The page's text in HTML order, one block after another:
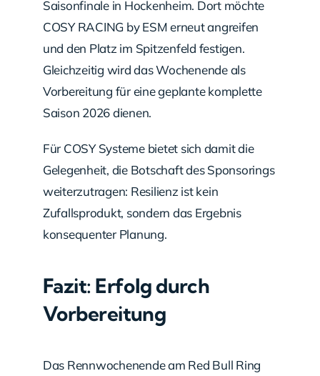
Saisonfinale in Hockenheim. Dort möchte
COSY RACING by ESM erneut angreifen
und den Platz im Spitzenfeld festigen.
Gleichzeitig wird das Wochenende als
Vorbereitung für eine geplante komplette
Saison 2026 dienen.
Für COSY Systeme bietet sich damit die
Gelegenheit, die Botschaft des Sponsorings
weiterzutragen: Resilienz ist kein
Zufallsprodukt, sondern das Ergebnis
konsequenter Planung.
Fazit: Erfolg durch
Vorbereitung
Das Rennwochenende am Red Bull Ring